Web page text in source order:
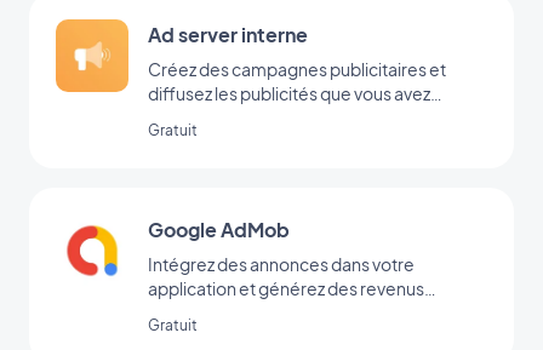
Ad server interne
Créez des campagnes publicitaires et
diffusez les publicités que vous avez
office
Gratuit
Google AdMob
Intégrez des annonces dans votre
application et générez des revenus
Gratuit